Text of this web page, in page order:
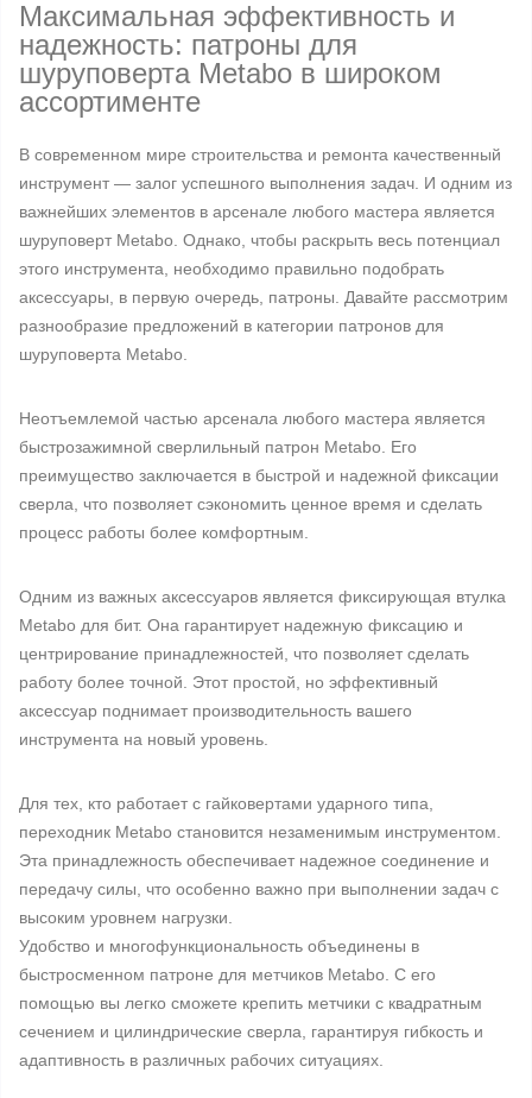
Максимальная эффективность и
надежность: патроны для
шуруповерта Metabo в широком
ассортименте
В современном мире строительства и ремонта качественный
инструмент — залог успешного выполнения задач. И одним из
важнейших элементов в арсенале любого мастера является
шуруповерт Metabo. Однако, чтобы раскрыть весь потенциал
этого инструмента, необходимо правильно подобрать
аксессуары, в первую очередь, патроны. Давайте рассмотрим
разнообразие предложений в категории патронов для
шуруповерта Metabo.
Неотъемлемой частью арсенала любого мастера является
быстрозажимной сверлильный патрон Metabo. Его
преимущество заключается в быстрой и надежной фиксации
сверла, что позволяет сэкономить ценное время и сделать
процесс работы более комфортным.
Одним из важных аксессуаров является фиксирующая втулка
Metabo для бит. Она гарантирует надежную фиксацию и
центрирование принадлежностей, что позволяет сделать
работу более точной. Этот простой, но эффективный
аксессуар поднимает производительность вашего
инструмента на новый уровень.
Для тех, кто работает с гайковертами ударного типа,
переходник Metabo становится незаменимым инструментом.
Эта принадлежность обеспечивает надежное соединение и
передачу силы, что особенно важно при выполнении задач с
высоким уровнем нагрузки.
Удобство и многофункциональность объединены в
быстросменном патроне для метчиков Metabo. С его
помощью вы легко сможете крепить метчики с квадратным
сечением и цилиндрические сверла, гарантируя гибкость и
адаптивность в различных рабочих ситуациях.